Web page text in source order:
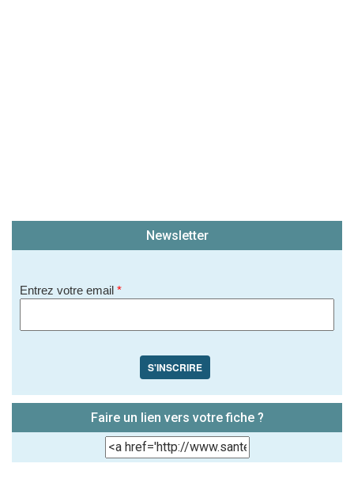
Newsletter
Entrez votre email *
S'INSCRIRE
Faire un lien vers votre fiche ?